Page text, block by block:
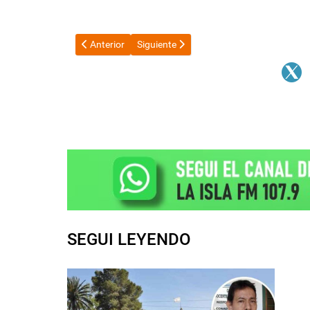
Artículo anterior: Creciente preocupación por el
Anterior Artículo siguiente: El Gobierno oficializó
Siguiente
SEGUI LEYENDO